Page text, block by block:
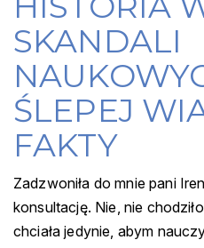
SKANDALI
ŚLEPEJ
FAKTY
Zadzwoniła do mnie pani
konsultację. Nie, nie
chciała jedynie, abym